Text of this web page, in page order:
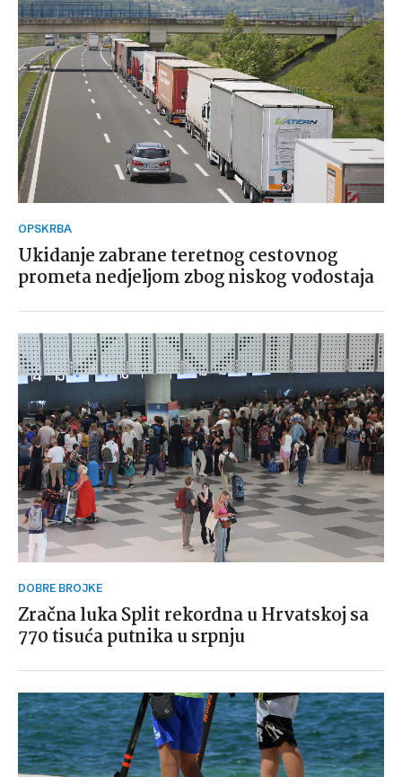
OPSKRBA
Ukidanje zabrane teretnog cestovnog
prometa nedjeljom zbog niskog vodostaja
DOBRE BROJKE
Zračna luka Split rekordna u Hrvatskoj sa
770 tisuća putnika u srpnju